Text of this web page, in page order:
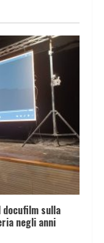
docufilm sulla
negli anni